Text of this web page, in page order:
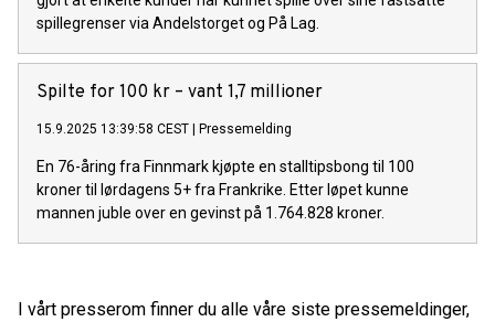
spillegrenser via Andelstorget og På Lag.
Spilte for 100 kr – vant 1,7 millioner
15.9.2025 13:39:58 CEST Pressemelding
En 76-åring fra Finnmark kjøpte en stalltipsbong til 100
kroner til lørdagens 5+ fra Frankrike. Etter løpet kunne
mannen juble over en gevinst på 1.764.828 kroner.
I vårt presserom finner du alle våre siste pressemeldinger,